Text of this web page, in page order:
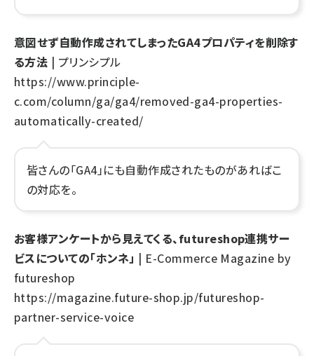
意図せず自動作成されてしまったGA4プロパティを削除す
る方法 | プリンシプル
https://www.principle-
c.com/column/ga/ga4/removed-ga4-properties-
automatically-created/
皆さんの「GA4」にも自動作成されたものがあればこ
の対応を。
お客様アンケートから見えてくる、futureshop連携サー
ビスについての「ホンネ」 | E-Commerce Magazine by
futureshop
https://magazine.future-shop.jp/futureshop-
partner-service-voice